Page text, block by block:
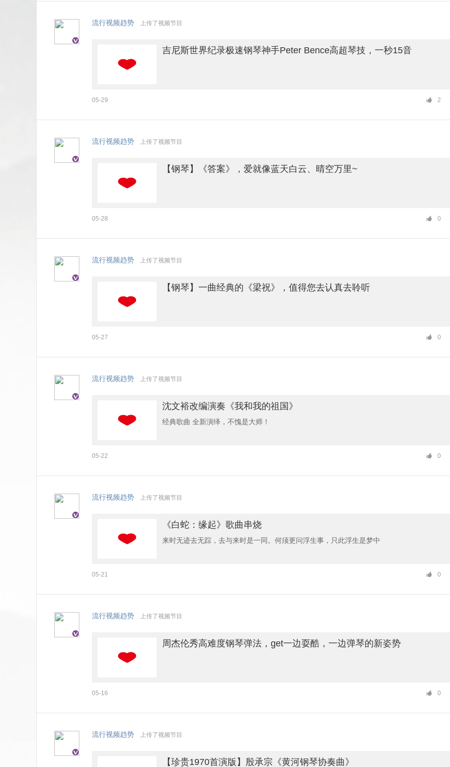
流行视频趋势 上传了视频节目
吉尼斯世界纪录极速钢琴神手Peter Bence高超琴技，一秒15音
05-29 2
流行视频趋势 上传了视频节目
【钢琴】《答案》，爱就像蓝天白云、晴空万里~
05-28 0
流行视频趋势 上传了视频节目
【钢琴】一曲经典的《梁祝》，值得您去认真去聆听
05-27 0
流行视频趋势 上传了视频节目
沈文裕改编演奏《我和我的祖国》
经典歌曲 全新演绎，不愧是大师！
05-22 0
流行视频趋势 上传了视频节目
《白蛇：缘起》歌曲串烧
来时无迹去无踪，去与来时是一同。何须更问浮生事，只此浮生是梦中
05-21 0
流行视频趋势 上传了视频节目
周杰伦秀高难度钢琴弹法，get一边耍酷，一边弹琴的新姿势
05-16 0
流行视频趋势 上传了视频节目
【珍贵1970首演版】殷承宗《黄河钢琴协奏曲》